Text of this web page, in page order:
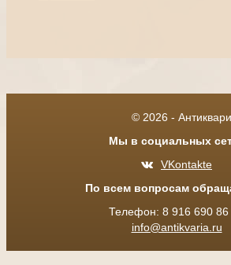
© 2026 -
Мы в социальных
VKontakte
По всем вопросам
Телефон: 8 916 690 86
info@antikvaria.ru